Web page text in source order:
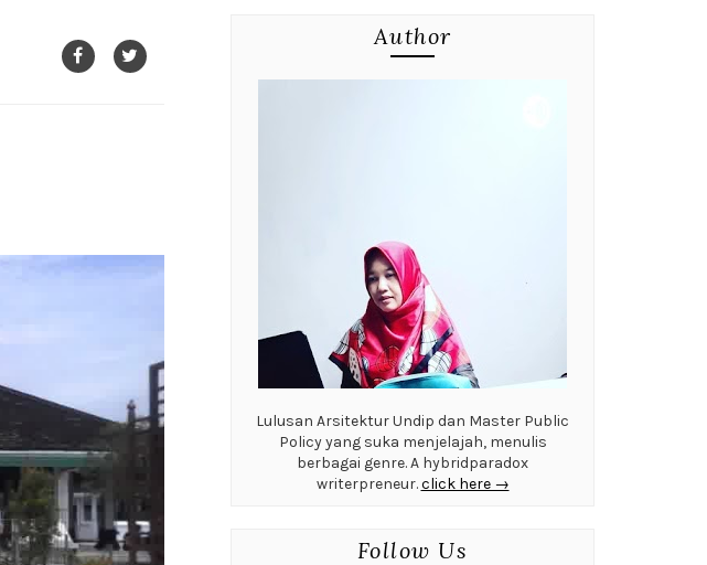
Author
Lulusan Arsitektur Undip dan Master Public
Policy yang suka menjelajah, menulis
berbagai genre. A hybridparadox
writerpreneur.click here →
Follow Us